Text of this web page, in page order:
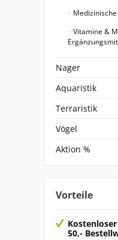
Vitamine &
Nager
Aquaristik
Terraristik
Vögel
Aktion %
Vorteile
50,-